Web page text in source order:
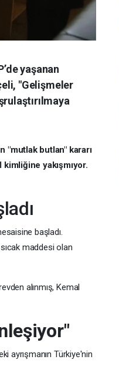
yaşanan
"Gelişmeler
"mutlak butlan" kararı
yakışmıyor.
başladı.
maddesi olan
alınmış, Kemal
ayrışmanın Türkiye'nin